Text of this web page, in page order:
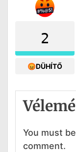
2
😡DÜHÍTŐ
You must
comment.